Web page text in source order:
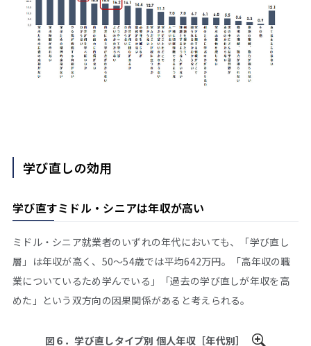
学び直しの効用
学び直すミドル・シニアは年収が高い
ミドル・シニア就業者のいずれの年代においても、「学び直し
層」は年収が高く、50～54歳では平均642万円。「高年収の職
業についているため学んでいる」「過去の学び直しが年収を高
めた」という双方向の因果関係があると考えられる。
図６．学び直しタイプ別 個人年収［年代別］